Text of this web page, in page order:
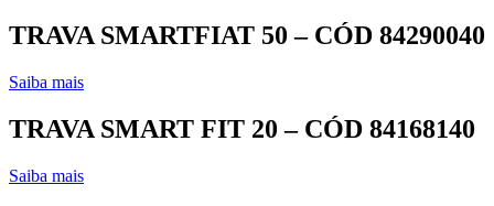
TRAVA SMARTFIAT 50 – CÓD 84290040
Saiba mais
TRAVA SMART FIT 20 – CÓD 84168140
Saiba mais